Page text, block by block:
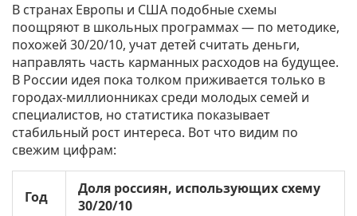
В странах Европы и США подобные схемы
поощряют в школьных программах — по методике,
похожей 30/20/10, учат детей считать деньги,
направлять часть карманных расходов на будущее.
В России идея пока толком приживается только в
городах-миллионниках среди молодых семей и
специалистов, но статистика показывает
стабильный рост интереса. Вот что видим по
свежим цифрам:
Год
Доля россиян, использующих схему
30/20/10